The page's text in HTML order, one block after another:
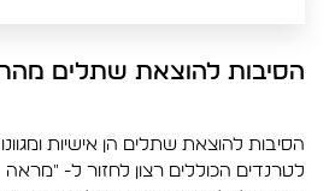
הסיבות להוצאת שתלים
הסיבות להוצאת שתלים הן אישיות
לטרנדים הכוללים רצון לחזור ל- "מראה